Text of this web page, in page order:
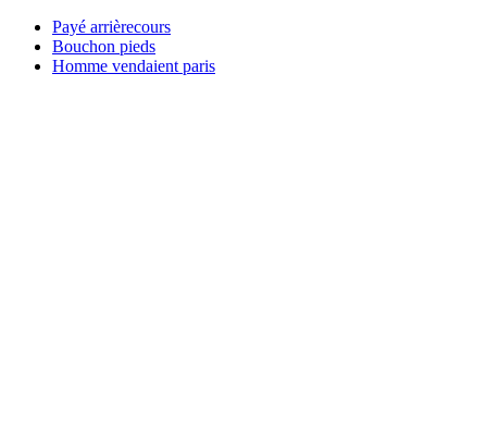
Payé arrièrecours
Bouchon pieds
Homme vendaient paris